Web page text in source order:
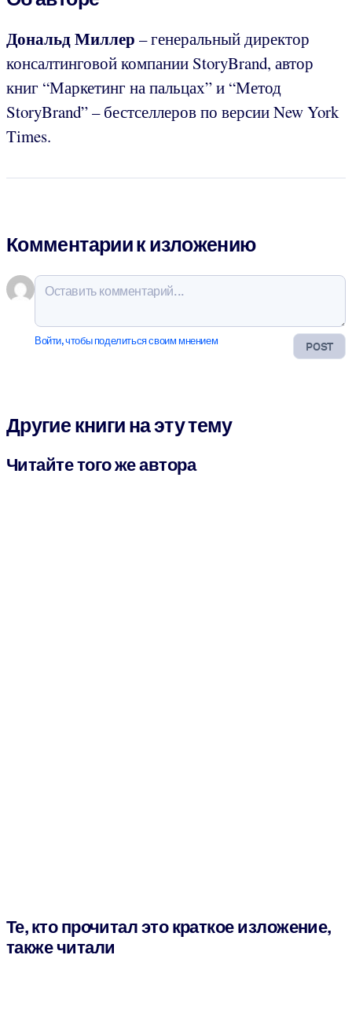
Дональд Миллер – генеральный директор
консалтинговой компании StoryBrand, автор
книг “Маркетинг на пальцах” и “Метод
StoryBrand” – бестселлеров по версии New York
Times.
Комментарии к изложению
POST
Войти, чтобы поделиться своим мнением
Другие книги на эту тему
Читайте того же автора
Те, кто прочитал это краткое изложение,
также читали